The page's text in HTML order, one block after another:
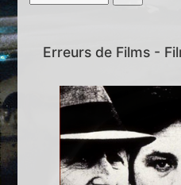
Erreurs de Films -